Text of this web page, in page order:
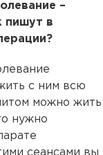
–
пишут в
с ним всю
можно жить
нужно
сеансами вы